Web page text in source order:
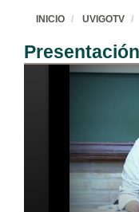
INICIO UVIGOTV
Presentación